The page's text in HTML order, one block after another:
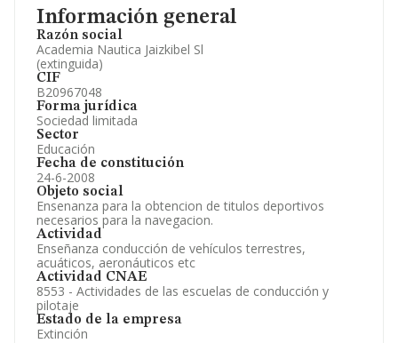
Información general
Razón social
Academia Nautica Jaizkibel Sl
(extinguida)
CIF
B20967048
Forma jurídica
Sociedad limitada
Sector
Educación
Fecha de constitución
24-6-2008
Objeto social
Ensenanza para la obtencion de titulos deportivos
necesarios para la navegacion.
Actividad
Enseñanza conducción de vehículos terrestres,
acuáticos, aeronáuticos etc
Actividad CNAE
8553 - Actividades de las escuelas de conducción y
pilotaje
Estado de la empresa
Extinción
Artículos de prensa publicados sobre la empresa.
Información oficial y registral complementaria.